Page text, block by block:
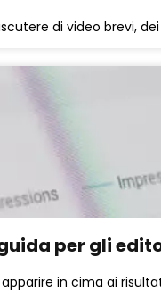
di video brevi,
per gli
in cima ai